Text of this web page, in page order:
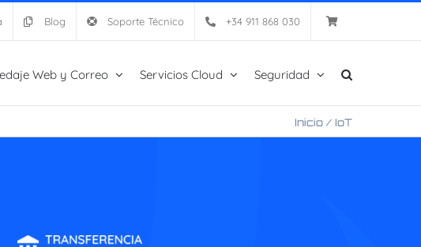
Blog Soporte Técnico +34 911 868 030
Web y Correo Servicios Cloud Seguridad
Inicio / IoT